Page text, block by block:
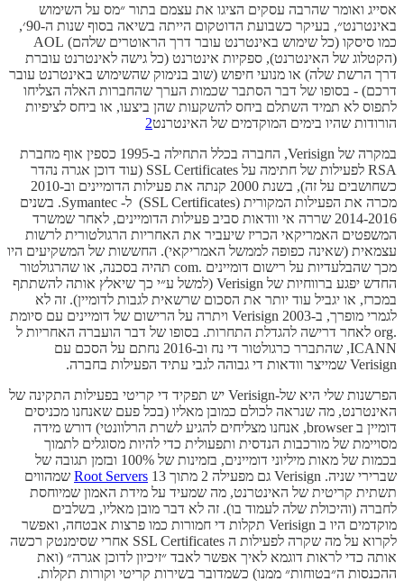
אסייג ואומר שהרבה עסקים הציגו את עצמם בתור ״מס על השימוש
באינטרנט״, בעיקר כשבועת הדוטקום הייתה בשיאה בסוף שנות ה-90׳,
כמו סיסקו (כל שימוש באינטרנט עובר דרך הראוטרים שלהם) AOL
(הקטלוג של האינטרנט), ספקיות אינטרנט (כל גישה לאינטרנט עוברת
דרך הרשת שלה) או מנועי חיפוש (שוב בנימוק שהשימוש באינטרנט עובר
דרכם) - בסופו של דבר הסתבר שכמות הערך שהחברות האלה הצליחו
לתפוס לא תמיד השתלם ביחס להשקעות שהן ביצעו, או ביחס לציפיות
הורודות שהיו בימים המוקדמים של האינטרנט2
במקרה של Verisign, החברה בכלל התחילה ב-1995 כספין אוף מחברת
RSA לפעילות של חתימה על SSL Certificates (עוד דוכן אגרה נהדר
כשחושבים על זה), בשנת 2000 קנתה את פעילות הדומיינים וב-2010
מכרה את הפעילות המקורית (SSL Certificates) ל- Symantec. בשנים
2014-2016 שררה אי וודאות סביב פעילות הדומיינים, לאחר שמשרד
המשפטים האמריקאי הכריז שיעביר את האחריות הרגולטורית לרשות
עצמאית (שאינה כפופה לממשל האמריקאי). החששות של המשקיעים היו
מכך שהבלעדיות על רישום דומיינים .com תהיה בסכנה, או שהרגולטור
החדש יפגע ברווחיות של Verisign (למשל ע״י כך שיאלץ אותה להשתתף
במכרז, או יגביל עוד יותר את הסכום שרשאית לגבות לדומיין). זה לא
לגמרי מופרך, ב-2003 Verisign ויתרה על הרישום של דומיינים עם סיומת
.org לאחר דרישה להגדלת התחרות. בסופו של דבר הועברה האחריות ל
ICANN, שהתברר כרגולטור די נח וב-2016 נחתם על הסכם עם
Verisign שמייצר וודאות די גבוהה לגבי עתיד הפעילות בחברה.
הפרשנות שלי היא של-Verisign יש תפקיד די קריטי בפעילות התקינה של
האינטרנט, מה שנראה לכולם כמובן מאליו (בכל פעם שאנחנו מכניסים
דומיין ב browser, אנחנו מצליחים להגיע לשרת הרלוונטי) דורש מידה
מסויימת של מורכבות הנדסית ותפעולית כדי להיות מסוגלים לתמוך
בכמות של מאות מיליוני דומיינים, בזמינות של 100% ובזמן תגובה של
שברירי שניה. Verisign גם מפעילה 2 מתוך 13
Root Servers שמהווים
תשתית קריטית של האינטרנט, מה שמעיד על מידת האמון שמיוחסת
לחברה (והיכולת שלה לעמוד בו). זה לא דבר מובן מאליו, בשלבים
מוקדמים היו ב ​​Verisign תקלות די חמורות כמו פרצות אבטחה, ואפשר
לקרוא על מה שקרה לפעילות ה SSL Certificates אחרי שסימנטק רכשה
אותה כדי לראות דוגמא לאיך אפשר לאבד ״זיכיון לדוכן אגרה״ (ואת
ההכנסות ה״בטוחות״ ממנו) כשמדובר בשירות קריטי וקורות תקלות.